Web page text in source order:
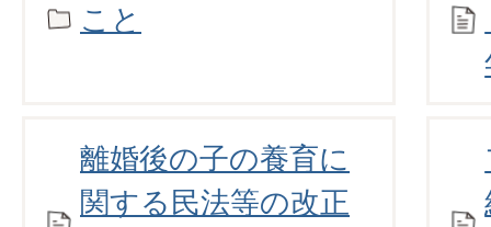
こと
離婚後の子の養育に
関する民法等の改正